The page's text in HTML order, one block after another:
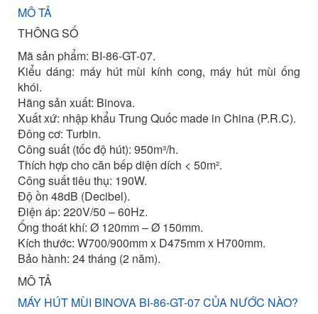
MÔ TẢ
THÔNG SỐ
Mã sản phẩm: BI-86-GT-07.
Kiểu dáng: máy hút mùi kính cong, máy hút mùi ống
khói.
Hãng sản xuất: Binova.
Xuất xứ: nhập khẩu Trung Quốc made in China (P.R.C).
Đông cơ: Turbin.
Công suất (tốc độ hút): 950m³/h.
Thích hợp cho căn bếp diện dích < 50m².
Công suất tiêu thụ: 190W.
Độ ồn 48dB (Decibel).
Điện áp: 220V/50 – 60Hz.
Ống thoát khí: Ø 120mm – Ø 150mm.
Kích thước: W700/900mm x D475mm x H700mm.
Bảo hành: 24 tháng (2 năm).
MÔ TẢ
MÁY HÚT MÙI BINOVA BI-86-GT-07 CỦA NƯỚC NÀO?